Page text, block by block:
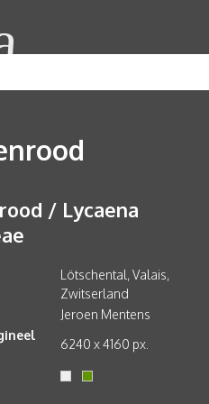
/ Lycaena
Lötschental, Valais,
Zwitserland
Jeroen Mentens
6240 x 4160 px.